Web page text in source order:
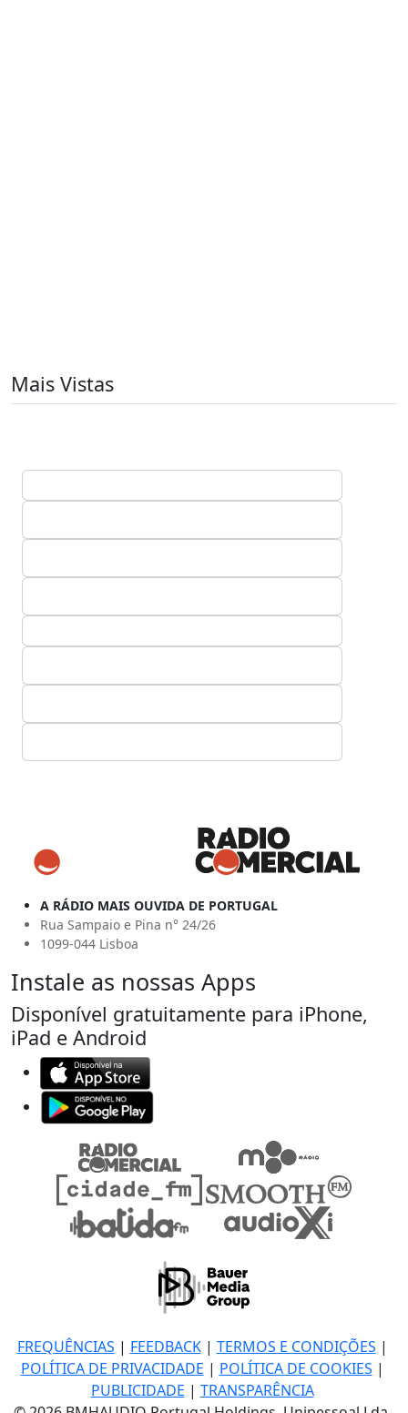
Mais Vistas
A RÁDIO MAIS OUVIDA DE PORTUGAL
Rua Sampaio e Pina n° 24/26
1099-044 Lisboa
Instale as nossas Apps
Disponível gratuitamente para iPhone,
iPad e Android
FREQUÊNCIAS | FEEDBACK| TERMOS E CONDIÇÕES |
POLÍTICA DE PRIVACIDADE | POLÍTICA DE COOKIES |
PUBLICIDADE | TRANSPARÊNCIA